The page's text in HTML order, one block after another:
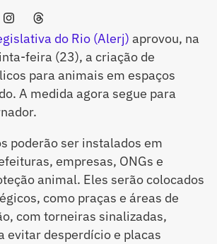
do Rio (Alerj) aprovou, na
feira (23), a criação de
para animais em espaços
A medida agora segue para
poderão ser instalados em
empresas, ONGs e
animal. Eles serão colocados
como praças e áreas de
com torneiras sinalizadas,
evitar desperdício e placas